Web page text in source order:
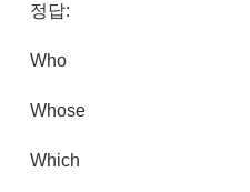
정답:
Who
Whose
Which